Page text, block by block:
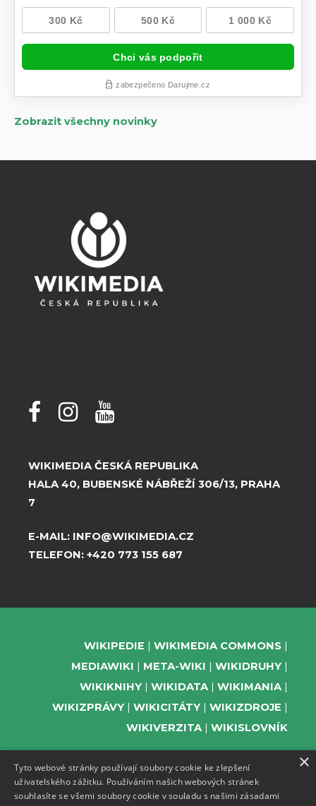
Zobrazit všechny novinky
WIKIMEDIA ČESKÁ REPUBLIKA
HALA 40, BUBENSKÉ NÁBŘEŽÍ 306/13, PRAHA
7
E-MAIL: INFO@WIKIMEDIA.CZ
TELEFON: +420 773 155 687
WIKIPEDIE
WIKIMEDIA COMMONS
MEDIAWIKI
META-WIKI
WIKIDRUHY
WIKIKNIHY
WIKIDATA
WIKIMANIA
WIKIZPRÁVY
WIKICITÁTY
WIKIZDROJE
WIKIVERZITA
WIKISLOVNÍK
PODPOŘTE NÁS
×
Tyto webové stránky používají soubory cookie ke zlepšení
uživatelského zážitku. Používáním našich webových stránek
souhlasíte se všemi soubory cookie v souladu s našimi zásadami